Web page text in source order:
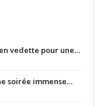
vedette pour une…
soirée immense…